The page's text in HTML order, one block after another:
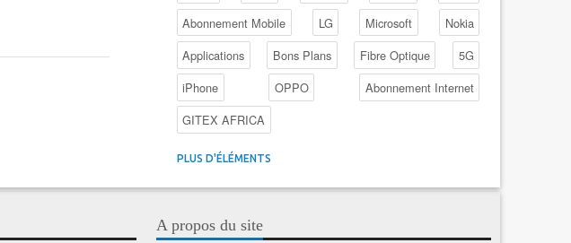
Abonnement Mobile
LG Microsoft
Nokia
Applications
Bons Plans Fibre Optique
5G
iPhone
OPPO
Abonnement Internet
GITEX AFRICA
4G au Maroc
Intelligence Artificielle
Cybersécurité
Promotions Maroc Telecom
PLUS D'ÉLÉMENTS
A propos du site